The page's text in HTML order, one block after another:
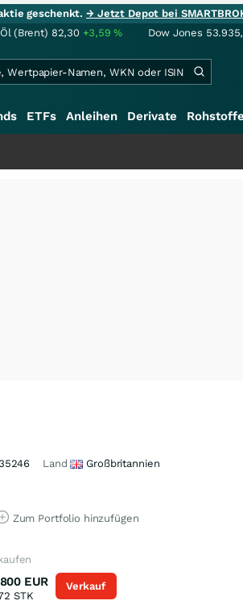
geschenkt.→ Jetzt Depot bei
Öl (Brent) 82,30 +3,59% Dow Jones
ETFs Anleihen Derivate Rohstoffe
Land Großbritannien
Zum Portfolio hinzufügen
EUR
STK
Verkauf